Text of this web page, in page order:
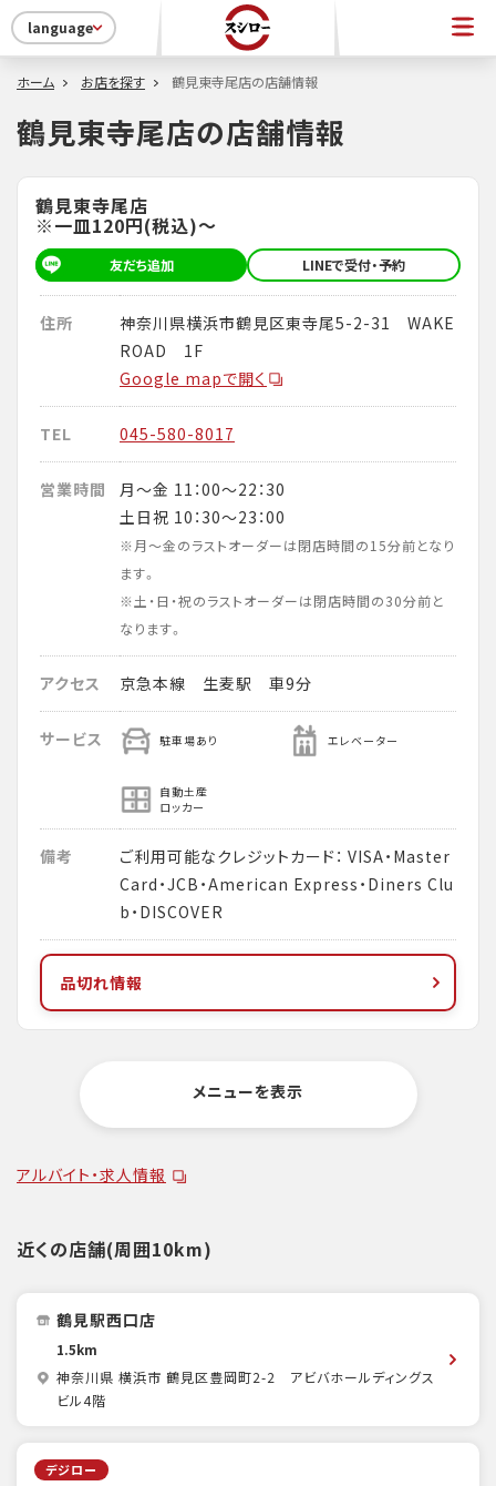
language
ホーム お店を探す 鶴見東寺尾店の店舗情報
鶴見東寺尾店の店舗情報
鶴見東寺尾店
※一皿120円(税込)～
友だち追加 LINEで受付・予約
住所
神奈川県横浜市鶴見区東寺尾5-2-31 WAKE
ROAD 1F
Google mapで開く
TEL 045-580-8017
営業時間
月～金 11：00～22：30
土日祝 10：30～23：00
※月～金のラストオーダーは閉店時間の15分前となり
ます。
※土・日・祝のラストオーダーは閉店時間の30分前と
なります。
アクセス 京急本線 生麦駅 車9分
サービス 駐車場あり エレベーター
自動土産
ロッカー
備考
ご利用可能なクレジットカード： VISA・Master
Card・JCB・American Express・Diners Clu
b・DISCOVER
品切れ情報
メニューを表示
アルバイト・求人情報
近くの店舗(周囲10km)
鶴見駅西口店
1.5km
神奈川県 横浜市 鶴見区豊岡町2-2 アビバホールディングス
ビル4階
デジロー